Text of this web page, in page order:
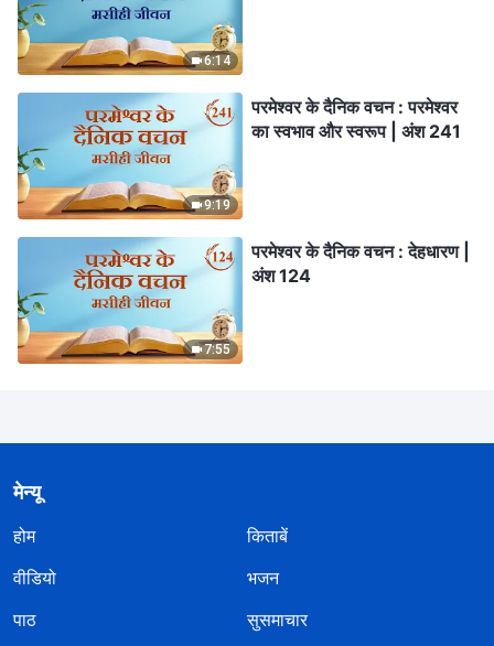
6:14
9:19
परमेश्वर के दैनिक वचन : परमेश्वर
का स्वभाव और स्वरूप | अंश 241
7:55
परमेश्वर के दैनिक वचन : देहधारण |
अंश 124
मेन्यू
होम
किताबें
वीडियो
भजन
पाठ
सुसमाचार